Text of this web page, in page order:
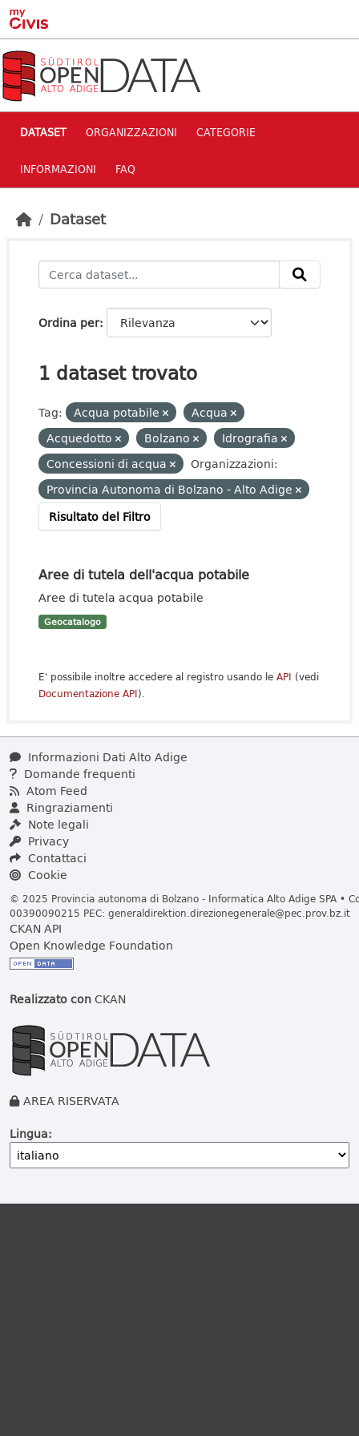
Skip to main content
DATASET ORGANIZZAZIONI CATEGORIE
INFORMAZIONI FAQ
Dataset
Ordina per
1 dataset trovato
Tag: Acqua potabile
Acqua
Acquedotto
Bolzano
Idrografia
Concessioni di acqua
Organizzazioni:
Provincia Autonoma di Bolzano - Alto Adige
Risultato del Filtro
Aree di tutela dell'acqua potabile
Aree di tutela acqua potabile
Geocatalogo
E' possibile inoltre accedere al registro usando le API (vedi
Documentazione API).
Informazioni Dati Alto Adige
Domande frequenti
Atom Feed
Ringraziamenti
Note legali
Privacy
Contattaci
Cookie
© 2025 Provincia autonoma di Bolzano - Informatica Alto Adige SPA •
00390090215 PEC: generaldirektion.direzionegenerale@pec.prov.bz.it
CKAN API
Open Knowledge Foundation
Realizzato conCKAN
AREA RISERVATA
Lingua